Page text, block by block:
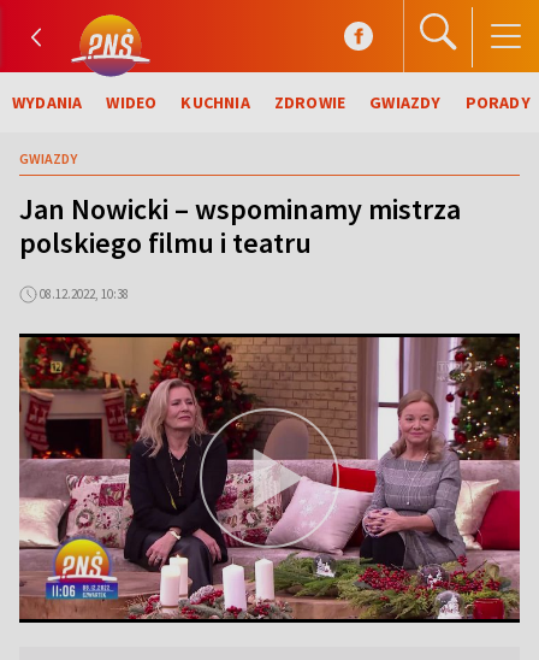
WYDANIA WIDEO KUCHNIA ZDROWIE GWIAZDY PORADY
GWIAZDY
Jan Nowicki – wspominamy mistrza
polskiego filmu i teatru
08.12.2022, 10:38